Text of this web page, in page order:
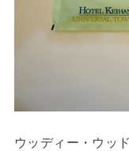
ウッディー・ウッ